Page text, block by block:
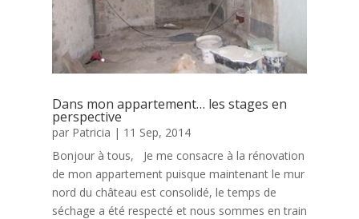
Dans mon appartement… les stages en
perspective
par Patricia | 11 Sep, 2014
Bonjour à tous, Je me consacre à la rénovation
de mon appartement puisque maintenant le mur
nord du château est consolidé, le temps de
séchage a été respecté et nous sommes en train